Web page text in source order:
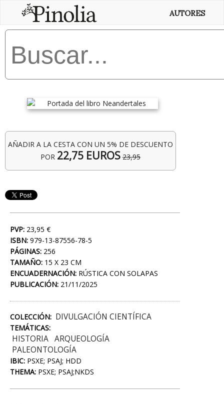
AUTORES
AÑADIR A LA CESTA CON UN 5% DE DESCUENTO
POR 22,75 EUROS 23,95
PVP: 23,95 €
ISBN: 979-13-87556-78-5
PÁGINAS: 256
TAMAÑO: 15 X 23 CM
ENCUADERNACIÓN: RÚSTICA CON SOLAPAS
PUBLICACIÓN: 21/11/2025
COLECCIÓN: DIVULGACIÓN CIENTÍFICA
TEMÁTICAS:
HISTORIA ARQUEOLOGÍA
PALEONTOLOGÍA
IBIC: PSXE; PSAJ; HDD
THEMA: PSXE; PSAJ;NKDS